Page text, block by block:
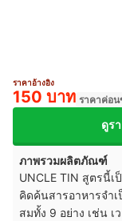
ราคาอ้างอิง
150 บาท ราคาค่อน
ดูร
ภาพรวมผลิตภัณฑ์
UNCLE TIN สูตรนี้
คิดค้นสารอาหารจำ
สมทั้ง 9 อย่าง เช่น เ